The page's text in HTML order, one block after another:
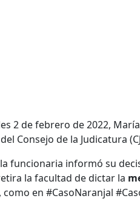
2 de febrero de 2022,
Consejo de la Judicatura
funcionaria informó su
la facultad de dictar la
en #CasoNaranjal